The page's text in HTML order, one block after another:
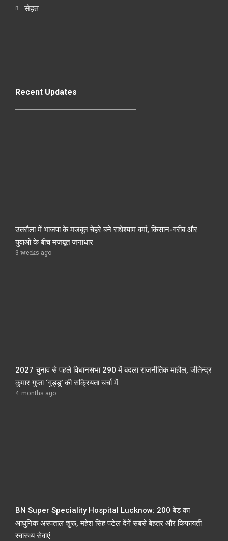
सेहत
Recent Updates
उतरौला में भाजपा के मजबूत चेहरे बने राधेश्याम वर्मा, किसान-गरीब और
युवाओं के बीच मजबूत जनाधार
3 weeks ago
2027 चुनाव से पहले विधानसभा 290 में बदला राजनीतिक माहौल, जीतेन्द्र
कुमार गुप्ता ‘गुड्डू’ की सक्रियता चर्चा में
4 months ago
BN Super Speciality Hospital Lucknow: 200 बेड का
आधुनिक अस्पताल शुरू, महेश सिंह पटेल देंगें सबसे बेहतर और किफायती
स्वास्थ्य सेवाएं